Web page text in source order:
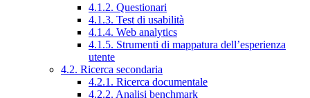
4.1.2. Questionari
4.1.3. Test di usabilità
4.1.4. Web analytics
4.1.5. Strumenti di mappatura dell’esperienza
utente
4.2. Ricerca secondaria
4.2.1. Ricerca documentale
4.2.2. Analisi benchmark